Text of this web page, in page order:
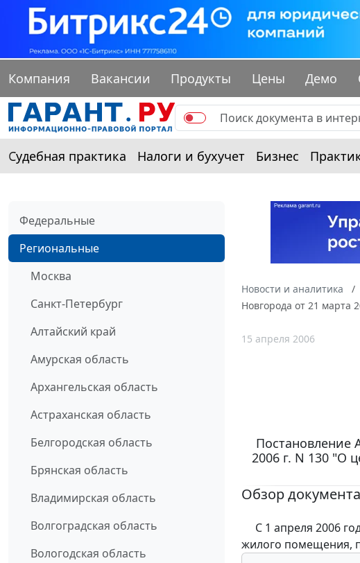
Компания Вакансии Продукты Цены Демо
Судебная практика Налоги и бухучет Бизнес
Федеральные
Региональные
Москва
Санкт-Петербург
Алтайский край
Амурская область
Архангельская область
Астраханская область
Белгородская область
Брянская область
Владимирская область
Волгоградская область
Вологодская область
Новости и аналитика
Новгорода от 21 марта
15 апреля 2006
Постановление
2006 г. N 130 "О
Обзор документа
С 1 апреля 2006
жилого помещения,